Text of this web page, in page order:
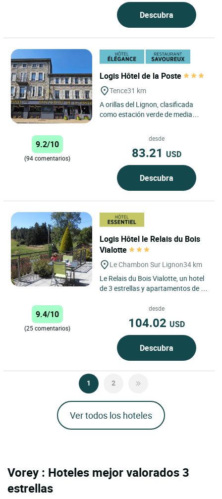
Descubra
Logis Hôtel de la Poste
Tence31 km
A orillas del Lignon, clasificada
como estación verde de media
conservado su encanto y
9.2/10
(94 comentarios)
desde
83.21 USD
Descubra
Logis Hôtel le Relais du Bois
Vialotte
Le Chambon Sur Lignon34 km
Le Relais du Bois Vialotte, un hotel
de 3 estrellas y apartamentos de 4
Lignon que combinan naturaleza,...
9.4/10
(25 comentarios)
desde
104.02 USD
Descubra
1 2
Ver todos los hoteles
Vorey : Hoteles mejor valorados 3
estrellas